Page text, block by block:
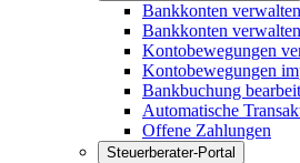
Bankkonten verwalten
Bankkonten verwalten
Kontobewegungen
Kontobewegungen
Bankbuchung
Automatische
Offene Zahlungen
Steuerberater-Portal